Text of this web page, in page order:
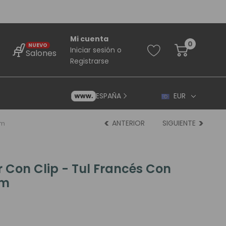
NUEVO
Salones
Mi cuenta
Iniciar sesión o
Registrarse
0
ESPAÑA EUR
ANTERIOR SIGUIENTE
Con Clip - Tul Francés Con